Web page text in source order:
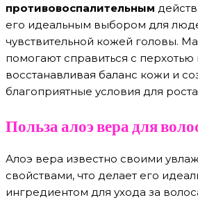
противовоспалительным
его идеальным выбором для
чувствительной кожей головы.
помогают справиться с перхотью
восстанавливая баланс кожи и
благоприятные условия для
Польза алоэ вера для
Алоэ вера известно своими
свойствами, что делает его
ингредиентом для ухода за